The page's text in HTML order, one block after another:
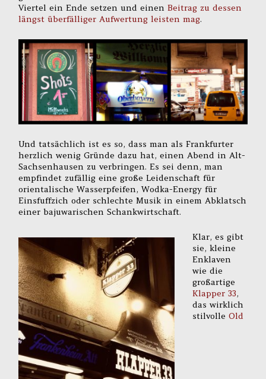
Viertel ein Ende setzen und einenBeitrag zu dessen
längst überfälliger Aufwertung leisten mag.
Und tatsächlich ist es so, dass man als Frankfurter
herzlich wenig Gründe dazu hat, einen Abend in Alt-
Sachsenhausen zu verbringen. Es sei denn, man
empfindet zufällig eine große Leidenschaft für
orientalische Wasserpfeifen, Wodka-Energy für
Einsfuffzich oder schlechte Musik in einem Abklatsch
einer bajuwarischen Schankwirtschaft.
Klar, es gibt
sie, kleine
Enklaven
wie die
großartige
Klapper 33,
das wirklich
stilvolleOld